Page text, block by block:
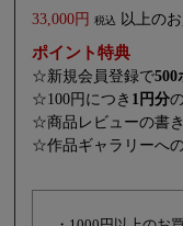
33,000円
税込 以上の
ポイント特典
☆新規会員登録で500
☆100円につき 1円分
☆商品レビューの書
☆作品ギャラリーへ